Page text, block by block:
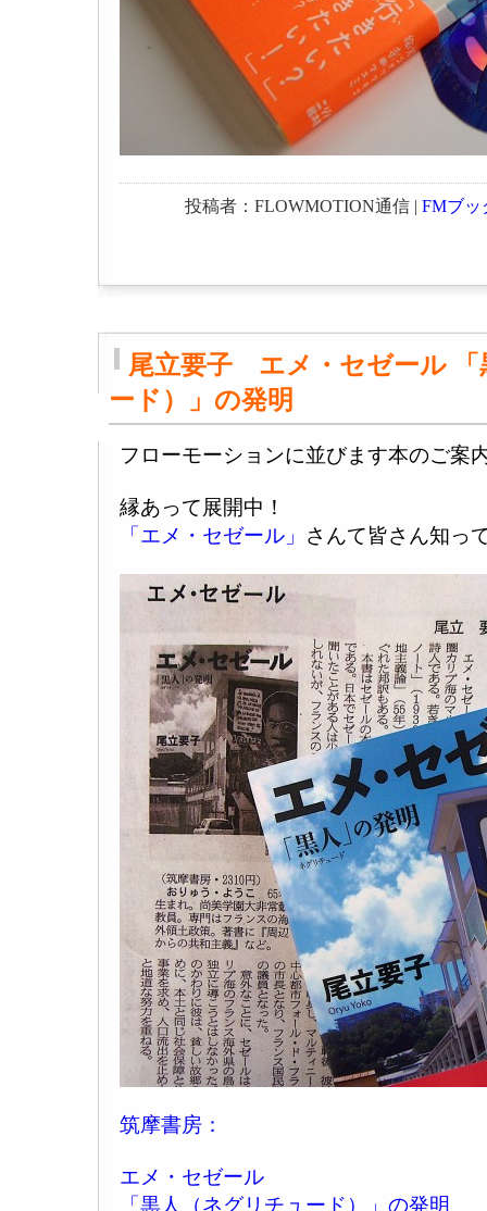
投稿者：FLOWMOTION通信 | FMブッ
尾立要子 エメ・セゼール 「
ード）」の発明
フローモーションに並びます本のご案
縁あって展開中！
「エメ・セゼール」 さんて皆さん知っ
筑摩書房：
エメ・セゼール
「黒人（ネグリチュード）」の発明